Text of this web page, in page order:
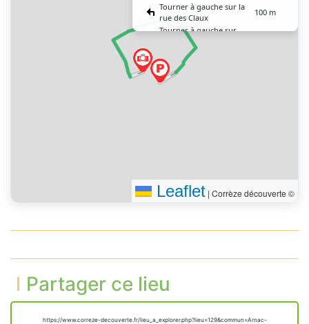
Tourner à gauche sur la
rue des Claux
100 m
Tourner à gauche sur
l’avenue Jeanne d’Albret
Vous êtes arrivé à votre
destination, sur la gauche
Leaflet | Corrèze découverte ©
Partager ce lieu
https://www.correze-decouverte.fr/lieu_a_explorer.php?lieu=129&commun=Arnac-